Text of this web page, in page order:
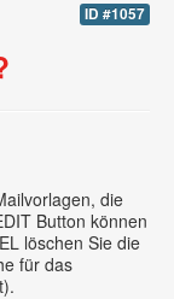
ID #1057
die
Button können
löschen Sie die
für das